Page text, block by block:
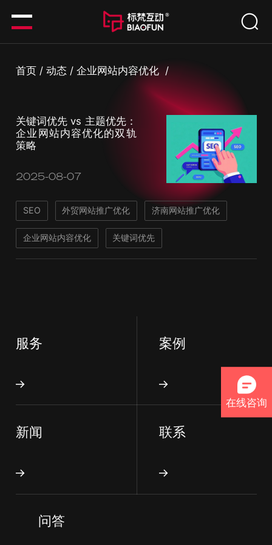
首页 /动态 /企业网站内容优化 /
关键词优先 vs 主题优先：
企业网站内容优化的双轨
策略
2025-08-07
SEO 外贸网站推广优化 济南网站推广优化
企业网站内容优化 关键词优先
服务 案例
新闻 联系
问答
在线咨询